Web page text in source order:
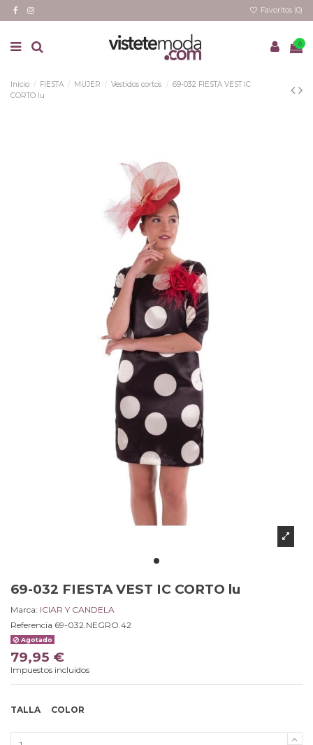
Favoritos (0)
0
Inicio FIESTA MUJER Vestidos cortos
69-032 FIESTA VEST IC
CORTO lu
69-032 FIESTA VEST IC CORTO lu
Marca: ICIAR Y CANDELA
Referencia 69-032.NEGRO.42
Agotado
79,95 €
Impuestos incluidos
TALLA COLOR